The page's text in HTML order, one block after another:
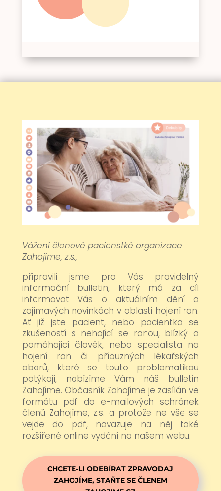
Vážení členové pacienstké organizace
Zahojíme, z.s.,
připravili jsme pro Vás pravidelný
informační bulletin, který má za cíl
informovat Vás o aktuálním dění a
zajímavých novinkách v oblasti hojení ran.
Ať již jste pacient, nebo pacientka se
zkušeností s nehojící se ranou, blízký a
pomáhající člověk, nebo specialista na
hojení ran či příbuzných lékařských
oborů, které se touto problematikou
potýkají, nabízíme Vám náš bulletin
Zahojíme. Občasník Zahojíme je zasílán ve
formátu pdf do e-mailových schránek
členů Zahojíme, z.s. a protože ne vše se
vejde do pdf, navazuje na něj také
rozšířené online vydání na našem webu.
CHCETE-LI ODEBÍRAT ZPRAVODAJ
ZAHOJÍME, STAŇTE SE ČLENEM